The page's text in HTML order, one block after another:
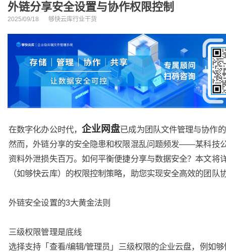
外链分享安全设置与协作权限控制
2025/09/18 够快云库行业干货
在数字化办公时代， 企业网盘已成为团队文件管理与协作
然而，外链分享的安全隐患和权限混乱问题频发——某科技
资料外泄损失百万。如何平衡便捷分享与数据安全？本文将
（如够快云库）的权限控制策略，助您实现安全高效的团队
外链安全设置的3大黄金法则
三级权限管理是底线
选择支持「查看/编辑/管理员」三级权限的企业云盘，例如